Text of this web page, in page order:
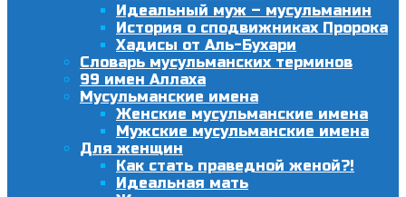
Идеальный муж – мусульманин
История о сподвижниках Пророка
Хадисы от Аль-Бухари
Словарь мусульманских терминов
99 имен Аллаха
Мусульманские имена
Женские мусульманские имена
Мужские мусульманские имена
Для женщин
Как стать праведной женой?!
Идеальная мать